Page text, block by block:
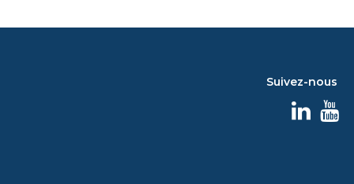
Suivez-nous